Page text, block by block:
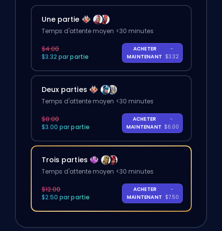
Une partie
Temps d'attente moyen <30 minutes
$4.00
$3.32 par partie
ACHETER
MAINTENANT
-
$3.32
Deux parties
Temps d'attente moyen <30 minutes
$8.00
$3.00 par partie
ACHETER
MAINTENANT
-
$6.00
Trois parties
Temps d'attente moyen <30 minutes
$12.00
$2.50 par partie
ACHETER
MAINTENANT
-
$7.50